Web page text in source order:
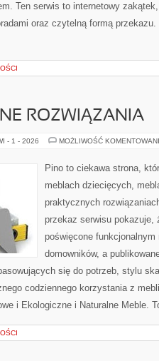
Ten serwis to internetowy
oraz czytelną formą przekazu.
ROZWIĄZANIA
- 1 - 2026 MOŻLIWOŚĆ
Pino to ciekawa strona,
meblach dziecięcych,
praktycznych
przekaz serwisu pokazuje,
poświęcone
domowników, a
się do potrzeb, stylu
codziennego korzystania z
i Ekologiczne i Naturalne Meble.